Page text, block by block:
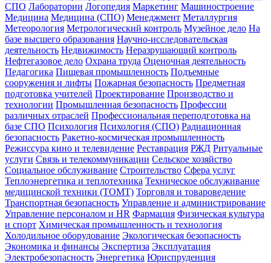
СПО Лаборатории Логопедия Маркетинг Машиностроение
Медицина Медицина (СПО) Менеджмент Металлургия
Метеорология Метрологический контроль Музейное дело На
базе высшего образования Научно-исследовательская
деятельность Недвижимость Неразрушающий контроль
Нефтегазовое дело Охрана труда Оценочная деятельность
Педагогика Пищевая промышленность Подъемные
сооружения и лифты Пожарная безопасность Предметная
подготовка учителей Проектирование Производство и
технологии Промышленная безопасность Профессии
различных отраслей Профессиональная переподготовка на
базе СПО Психология Психология (СПО) Радиационная
безопасность Ракетно-космическая промышленность
Режиссура кино и телевидение Реставрация РЖД Ритуальные
услуги Связь и телекоммуникации Сельское хозяйство
Социальное обслуживание Строительство Сфера услуг
Теплоэнергетика и теплотехника Техническое обслуживание
медицинской техники (ТОМТ) Торговля и товароведение
Транспортная безопасность Управление и администрирование
Управление персоналом и HR Фармация Физическая культура
и спорт Химическая промышленность и технология
Холодильное оборудование Экологическая безопасность
Экономика и финансы Экспертиза Эксплуатация
Электробезопасность Энергетика Юриспруденция